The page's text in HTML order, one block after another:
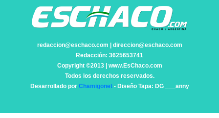
redaccion@eschaco.com | direccion@eschaco.com
Redacción: 3625653741
Copyright ©2013 | www.EsChaco.com
Todos los derechos reservados.
Desarrollado por Chamigonet- Diseño Tapa: DG ___anny